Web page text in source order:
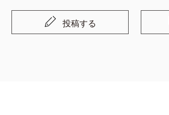
投稿する